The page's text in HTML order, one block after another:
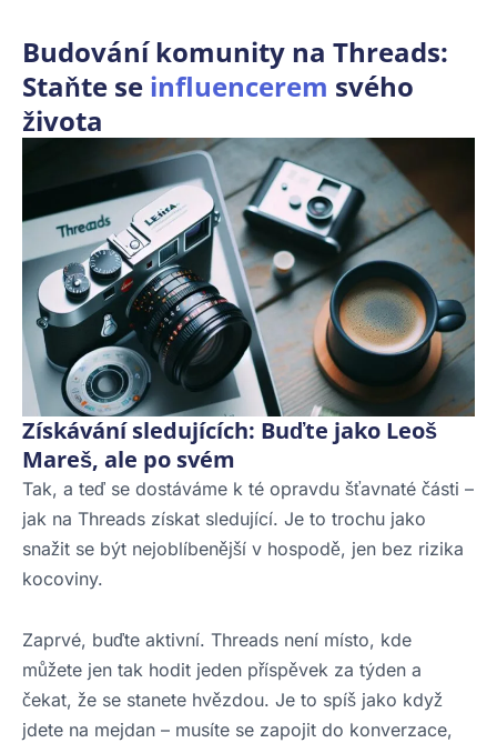
Budování komunity na Threads:
Staňte se influencerem svého
života
Získávání sledujících: Buďte jako Leoš
Mareš, ale po svém
Tak, a teď se dostáváme k té opravdu šťavnaté části –
jak na Threads získat sledující. Je to trochu jako
snažit se být nejoblíbenější v hospodě, jen bez rizika
kocoviny.
Zaprvé, buďte aktivní. Threads není místo, kde
můžete jen tak hodit jeden příspěvek za týden a
čekat, že se stanete hvězdou. Je to spíš jako když
jdete na mejdan – musíte se zapojit do konverzace,